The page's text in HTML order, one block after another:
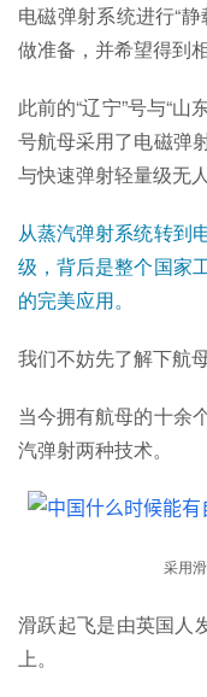
电磁弹射系统进行“
做准备，并希望得到
此前的“辽宁”号与“山
号航母采用了电磁弹
与快速弹射轻量级无
从蒸汽弹射系统转到
级，背后是整个国家
的完美应用。
我们不妨先了解下航
当今拥有航母的十余
汽弹射两种技术。
采用
滑跃起飞是由英国人
上。